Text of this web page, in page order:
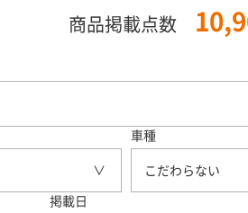
商品掲載点数
車種
こだわらない
掲載日